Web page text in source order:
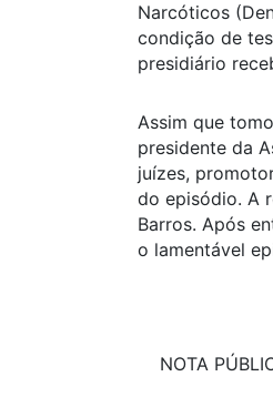
Narcóticos
condição de
presidiário
Assim que
presidente da
juízes,
do episódio. A
Barros. Após
o lamentável
NOTA